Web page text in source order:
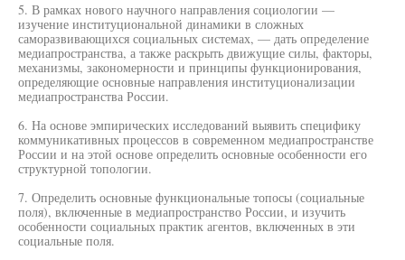
5. В рамках нового научного направления социологии —
изучение институциональной динамики в сложных
саморазвивающихся социальных системах, — дать определение
медиапространства, а также раскрыть движущие силы, факторы,
механизмы, закономерности и принципы функционирования,
определяющие основные направления институционализации
медиапространства России.
6. На основе эмпирических исследований выявить специфику
коммуникативных процессов в современном медиапространстве
России и на этой основе определить основные особенности его
структурной топологии.
7. Определить основные функциональные топосы (социальные
поля), включенные в медиапространство России, и изучить
особенности социальных практик агентов, включенных в эти
социальные поля.